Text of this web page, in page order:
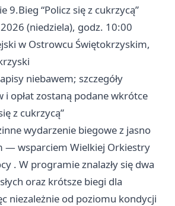
9.Bieg “Policz się z cukrzycą”
(niedziela), godz. 10:00
w Ostrowcu Świętokrzyskim,
niebawem; szczegóły
i opłat zostaną podane wkrótce
z cukrzycą”
wydarzenie biegowe z jasno
— wsparciem Wielkiej Orkiestry
. W programie znalazły się dwa
oraz krótsze biegi dla
niezależnie od poziomu kondycji